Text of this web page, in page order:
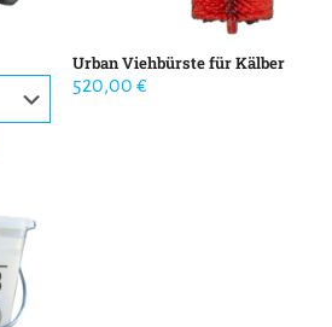
Urban Viehbürste für Kälber
520,00 €